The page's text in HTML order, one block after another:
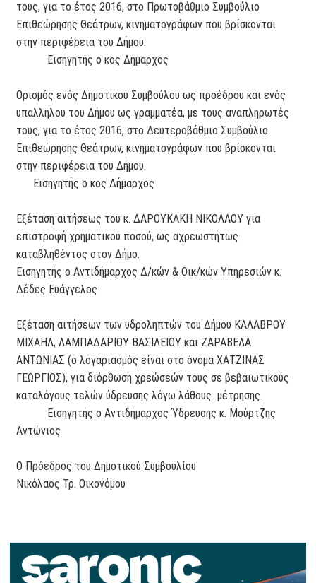
τους, για το έτος 2016, στο Πρωτοβάθμιο Συμβούλιο
Επιθεώρησης Θεάτρων, κινηματογράφων που βρίσκονται
στην περιφέρεια του Δήμου.
Εισηγητής ο κος Δήμαρχος
Ορισμός ενός Δημοτικού Συμβούλου ως προέδρου και ενός
υπαλλήλου του Δήμου ως γραμματέα, με τους αναπληρωτές
τους, για το έτος 2016, στο Δευτεροβάθμιο Συμβούλιο
Επιθεώρησης Θεάτρων, κινηματογράφων που βρίσκονται
στην περιφέρεια του Δήμου.
Εισηγητής ο κος Δήμαρχος
Εξέταση αιτήσεως του κ. ΔΑΡΟΥΚΑΚΗ ΝΙΚΟΛΑΟΥ για
επιστροφή χρηματικού ποσού, ως αχρεωστήτως
καταβληθέντος στον Δήμο.
Εισηγητής ο Αντιδήμαρχος Δ/κών & Οικ/κών Υπηρεσιών κ.
Δέδες Ευάγγελος
Εξέταση αιτήσεων των υδροληπτών του Δήμου ΚΑΛΑΒΡΟΥ
ΜΙΧΑΗΛ, ΛΑΜΠΑΔΑΡΙΟΥ ΒΑΣΙΛΕΙΟΥ και ΖΑΡΑΒΕΛΑ
ΑΝΤΩΝΙΑΣ (ο λογαριασμός είναι στο όνομα ΧΑΤΖΙΝΑΣ
ΓΕΩΡΓΙΟΣ), για διόρθωση χρεώσεών τους σε βεβαιωτικούς
καταλόγους τελών ύδρευσης λόγω λάθους μέτρησης.
Εισηγητής ο Αντιδήμαρχος Ύδρευσης κ. Μούρτζης
Αντώνιος
Ο Πρόεδρος του Δημοτικού Συμβουλίου
Νικόλαος Τρ. Οικονόμου